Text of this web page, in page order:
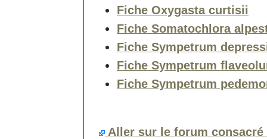
Fiche Oxygasta curtisii
Fiche Somatochlora
Fiche Sympetrum
Fiche Sympetrum
Fiche Sympetrum
Aller sur le forum consacré